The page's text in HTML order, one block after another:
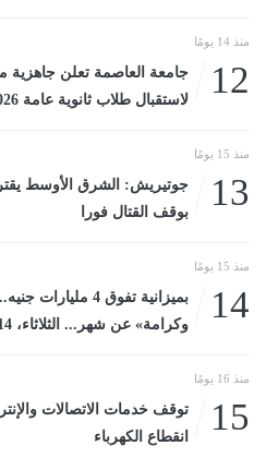
منذ 14 يومًا
12
جامعة العاصمة تعلن جاهزية
لاستقبال طلاب ثانوية عامة 2026
منذ 15 يومًا
13
جوتيريش: الشرق الأوسط
بوقف القتال فورا
منذ 15 يومًا
14
بميزانية تفوق 4
وكرامة» عن شهر... الثلاثاء، 14 يوليو 2026 10:46 صـ
منذ 16 يومًا
15
توقف خدمات الاتصالات
انقطاع الكهرباء